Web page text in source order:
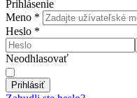
Prihlásenie
Meno *
Heslo *
Neodhlasovať
Prihlásiť